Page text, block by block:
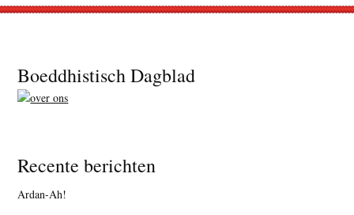
Footer
Boeddhistisch Dagblad
Recente berichten
Ardan-Ah!